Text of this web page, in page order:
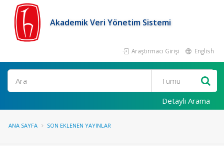
Akademik Veri Yönetim Sistemi
Araştırmacı Girişi English
Ara
Detaylı Arama
ANA SAYFA SON EKLENEN YAYINLAR